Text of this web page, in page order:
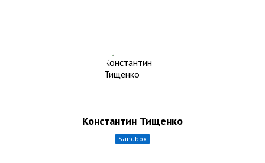
Константин Тищенко
sandbox